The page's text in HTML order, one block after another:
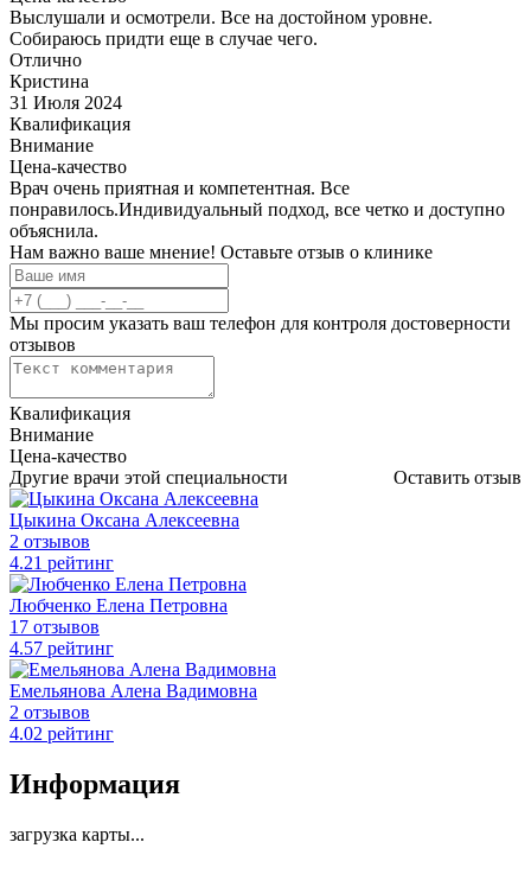
Выслушали и осмотрели. Все на достойном уровне.
Собираюсь придти еще в случае чего.
Отлично
Кристина
31 Июля 2024
Квалификация
Внимание
Цена-качество
Врач очень приятная и компетентная. Все
понравилось.Индивидуальный подход, все четко и доступно
объяснила.
Нам важно ваше мнение! Оставьте отзыв о клинике
Мы просим указать ваш телефон для контроля достоверности
отзывов
Квалификация
Внимание
Цена-качество
Оставить отзыв
Другие врачи этой специальности
Цыкина Оксана Алексеевна
2 отзывов
4.21 рейтинг
Любченко Елена Петровна
17 отзывов
4.57 рейтинг
Емельянова Алена Вадимовна
2 отзывов
4.02 рейтинг
Информация
загрузка карты...